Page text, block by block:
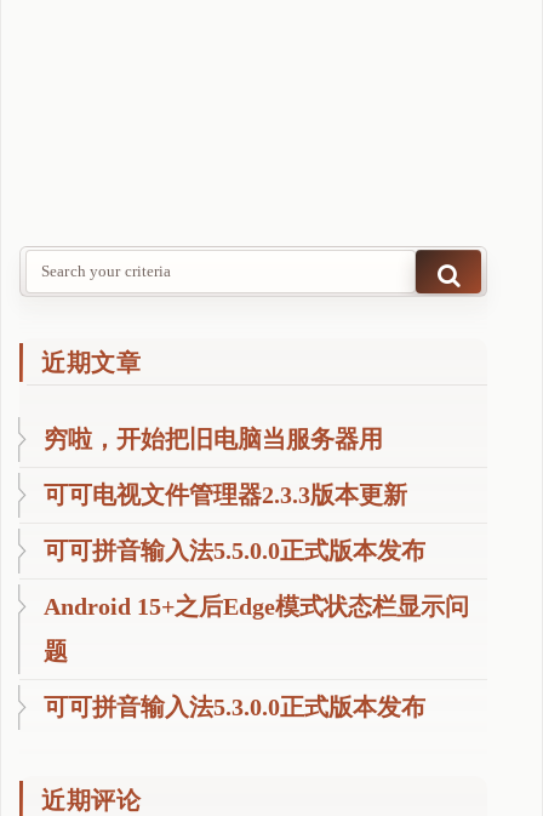
1
跨
卓
统
个
近期文章
穷啦，开始把旧电脑当服务器用
可可电视文件管理器2.3.3版本更新
可可拼音输入法5.5.0.0正式版本发布
Android 15+之后Edge模式状态栏显示问
题
可可拼音输入法5.3.0.0正式版本发布
近期评论